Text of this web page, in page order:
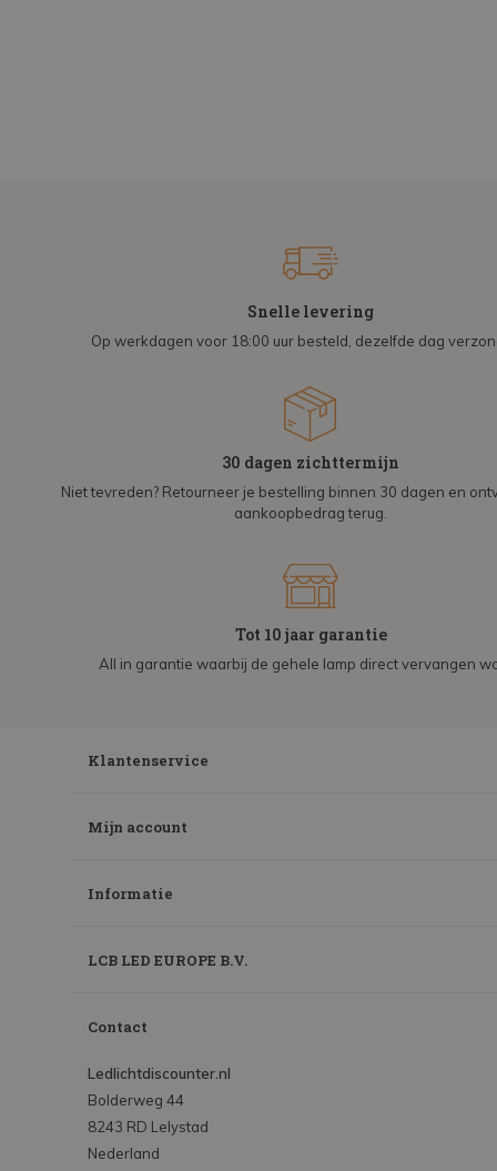
Snelle levering
Op werkdagen voor 18:00 uur besteld, dezelfde dag
30 dagen zichttermijn
Niet tevreden? Retourneer je bestelling binnen 30 dagen en
aankoopbedrag terug.
Tot 10 jaar garantie
All in garantie waarbij de gehele lamp direct vervangen
Klantenservice
Mijn account
Informatie
LCB LED EUROPE B.V.
Contact
Ledlichtdiscounter.nl
Bolderweg 44
8243 RD Lelystad
Nederland